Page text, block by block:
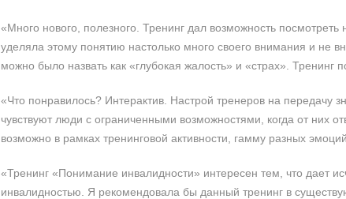
«Много нового, полезного. Тренинг дал возможность
уделяла этому понятию настолько много своего внимания и не
можно было назвать как «глубокая жалость» и «страх». Тренинг
«Что понравилось? Интерактив. Настрой тренеров на
чувствуют люди с ограниченными возможностями, когда от них
возможно в рамках тренинговой активности, гамму разных
«Тренинг «Понимание инвалидности» интересен тем, что
инвалидностью. Я рекомендовала бы данный тренинг в